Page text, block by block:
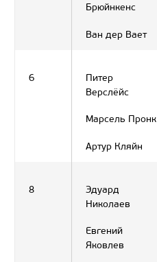
Брюйнкенс
Ван дер Вает
6
Питер
Верслёйс
Марсель Пронк
Артур Кляйн
8
Эдуард
Николаев
Евгений
Яковлев